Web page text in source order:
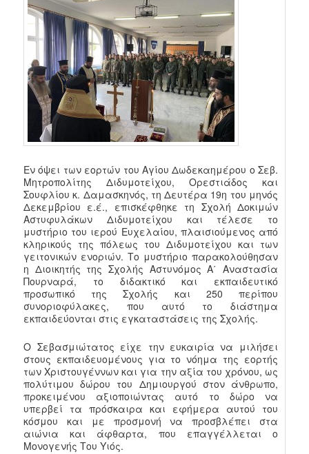
Εν όψει των εορτών του Αγίου Δωδεκαημέρου ο Σεβ.
Μητροπολίτης Διδυμοτείχου, Ορεστιάδος και
Σουφλίου κ. Δαμασκηνός, τη Δευτέρα 19η του μηνός
Δεκεμβρίου ε.έ., επισκέφθηκε τη Σχολή Δοκιμών
Αστυφυλάκων Διδυμοτείχου και τέλεσε το
μυστήριο του ιερού Ευχελαίου, πλαισιούμενος από
κληρικούς της πόλεως του Διδυμοτείχου και των
γειτονικών ενοριών. Το μυστήριο παρακολούθησαν
η Διοικητής της Σχολής Αστυνόμος Α΄ Αναστασία
Πουρναρά, το διδακτικό και εκπαιδευτικό
προσωπικό της Σχολής και 250 περίπου
συνοριοφύλακες, που αυτό το διάστημα
εκπαιδεύονται στις εγκαταστάσεις της Σχολής.
Ο Σεβασμιώτατος είχε την ευκαιρία να μιλήσει
στους εκπαιδευομένους για το νόημα της εορτής
των Χριστουγέννων και για την αξία του χρόνου, ως
πολύτιμου δώρου του Δημιουργού στον άνθρωπο,
προκειμένου αξιοποιώντας αυτό το δώρο να
υπερβεί τα πρόσκαιρα και εφήμερα αυτού του
κόσμου και με προσμονή να προσβλέπει στα
αιώνια και άφθαρτα, που επαγγέλλεται ο
Μονογενής Του Υιός.